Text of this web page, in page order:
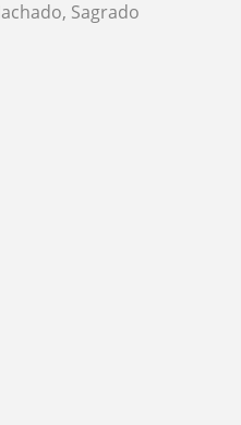
Sagrado